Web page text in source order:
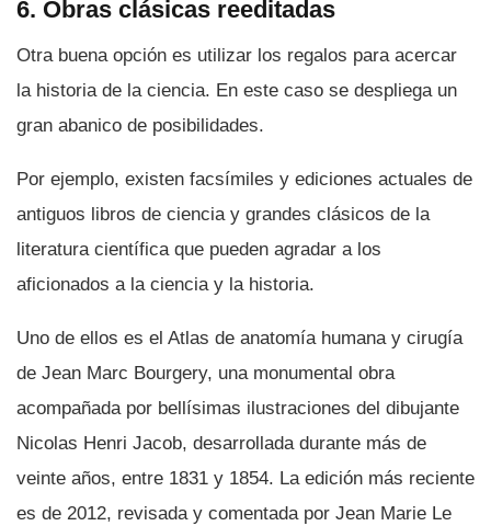
6. Obras clásicas reeditadas
Otra buena opción es utilizar los regalos para acercar
la historia de la ciencia. En este caso se despliega un
gran abanico de posibilidades.
Por ejemplo, existen facsí­miles y ediciones actuales de
antiguos libros de ciencia y grandes clásicos de la
literatura cientí­fica que pueden agradar a los
aficionados a la ciencia y la historia.
Uno de ellos es el Atlas de anatomí­a humana y cirugí­a
de Jean Marc Bourgery, una monumental obra
acompañada por bellí­simas ilustraciones del dibujante
Nicolas Henri Jacob, desarrollada durante más de
veinte años, entre 1831 y 1854. La edición más reciente
es de 2012, revisada y comentada por Jean Marie Le